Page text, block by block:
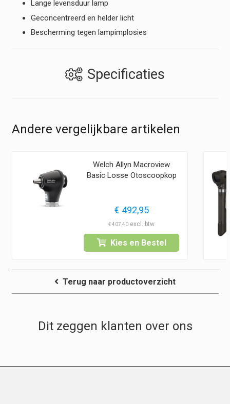
Lange levensduur lamp
Geconcentreerd en helder licht
Bescherming tegen lampimplosies
Specificaties
Andere vergelijkbare artikelen
Welch Allyn Macroview
Basic Losse Otoscoopkop
€ 492,95
€407,40
Kies en Bestel
Terug naar productoverzicht
Dit zeggen klanten over ons